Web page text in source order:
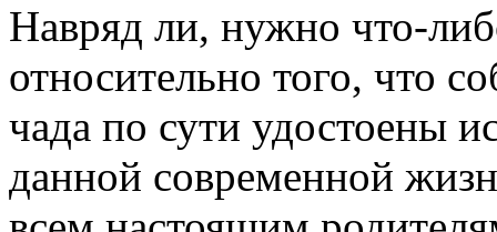
Нaвряд ли, нужнo что-
относительно того, что
чада по сути удостоены
данной современной